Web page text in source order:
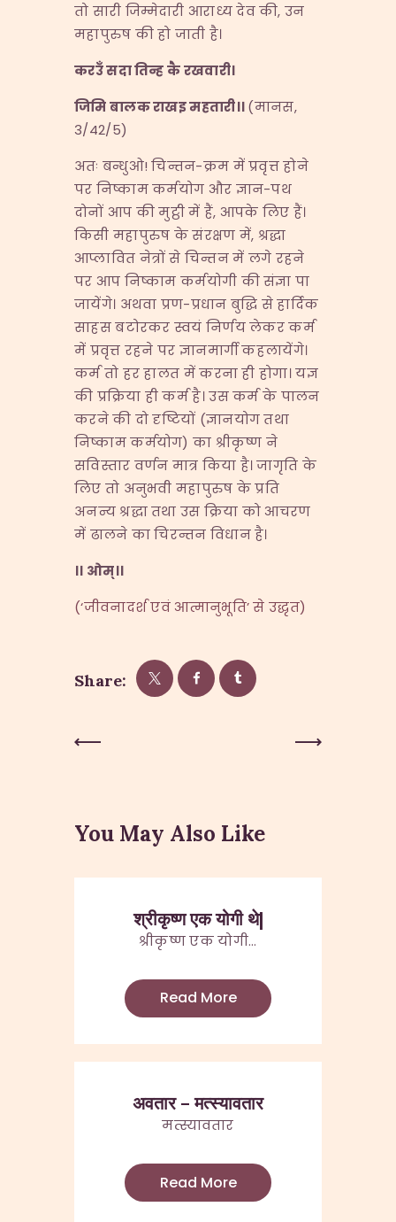
तो सारी जिम्मेदारी आराध्य देव की, उन
महापुरुष की हो जाती है।
करउँ सदा तिन्ह कै रखवारी।
जिमि बालक राखइ महतारी।।(मानस,
3/42/5)
अतः बन्धुओ! चिन्तन-क्रम में प्रवृत्त होने
पर निष्काम कर्मयोग और ज्ञान-पथ
दोनों आप की मुट्ठी में हैं, आपके लिए हैं।
किसी महापुरुष के संरक्षण में, श्रद्धा
आप्लावित नेत्रों से चिन्तन में लगे रहने
पर आप निष्काम कर्मयोगी की संज्ञा पा
जायेंगे। अथवा प्रण-प्रधान बुद्धि से हार्दिक
साहस बटोरकर स्वयं निर्णय लेकर कर्म
में प्रवृत्त रहने पर ज्ञानमार्गी कहलायेंगे।
कर्म तो हर हालत में करना ही होगा। यज्ञ
की प्रक्रिया ही कर्म है। उस कर्म के पालन
करने की दो दृष्टियों (ज्ञानयोग तथा
निष्काम कर्मयोग) का श्रीकृष्ण ने
सविस्तार वर्णन मात्र किया है। जागृति के
लिए तो अनुभवी महापुरुष के प्रति
अनन्य श्रद्धा तथा उस क्रिया को आचरण
में ढालने का चिरन्तन विधान है।
।। ओम्।।
(‘जीवनादर्श एवं आत्मानुभूति’ से उद्धृत)
Share:
Post
You May Also Like
श्रीकृष्ण एक योगी थे|
श्रीकृष्ण एक योगी...
Read More
अवतार – मत्स्यावतार
मत्स्यावतार
Read More